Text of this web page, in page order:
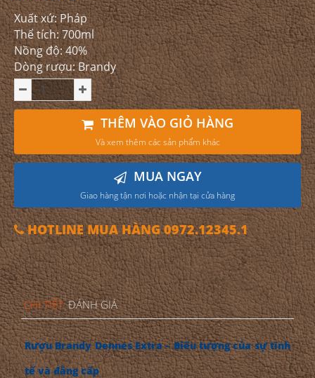
Xuất xứ: Pháp
Thể tích: 700ml
Nồng độ: 40%
Dòng rượu: Brandy
THÊM VÀO GIỎ HÀNG
Và xem thêm các sản phẩm khác
MUA NGAY
Giao hàng tận nơi hoặc nhận tại cửa hàng
HOTLINE MUA HÀNG 0972.12345.1
CHI TIẾT ĐÁNH GIÁ
Rượu Brandy Dennes Extra – Biểu tượng của sự tinh
tế và đẳng cấp